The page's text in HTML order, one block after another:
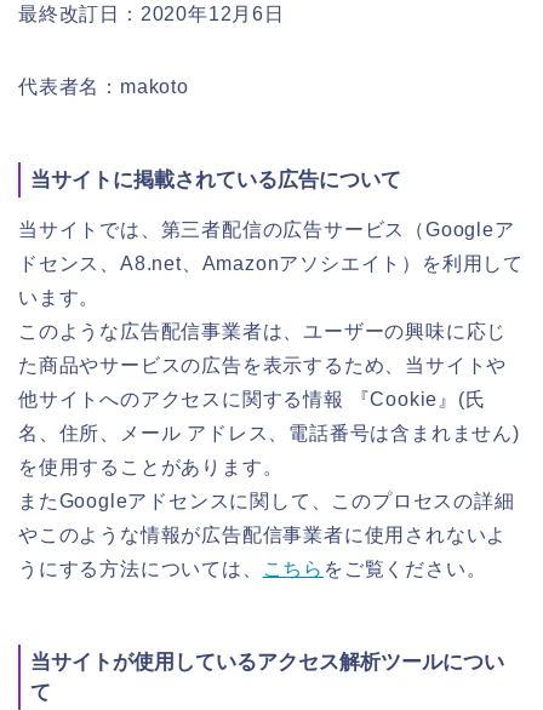
最終改訂日：2020年12月6日
代表者名：makoto
当サイトに掲載されている広告について
当サイトでは、第三者配信の広告サービス（Googleア
ドセンス、A8.net、Amazonアソシエイト）を利用して
います。
このような広告配信事業者は、ユーザーの興味に応じ
た商品やサービスの広告を表示するため、当サイトや
他サイトへのアクセスに関する情報 『Cookie』(氏
名、住所、メール アドレス、電話番号は含まれません)
を使用することがあります。
またGoogleアドセンスに関して、このプロセスの詳細
やこのような情報が広告配信事業者に使用されないよ
うにする方法については、
こちら をご覧ください。
当サイトが使用しているアクセス解析ツールについ
て